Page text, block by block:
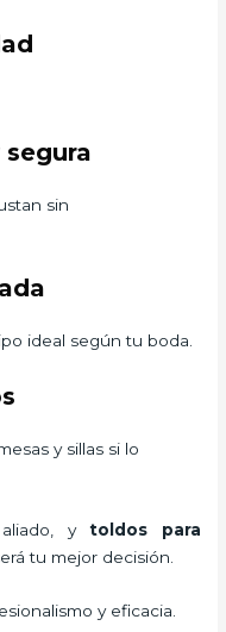
sin
ideal según tu boda.
y sillas si lo
aliado, ytoldos para
tu mejor decisión.
y eficacia.